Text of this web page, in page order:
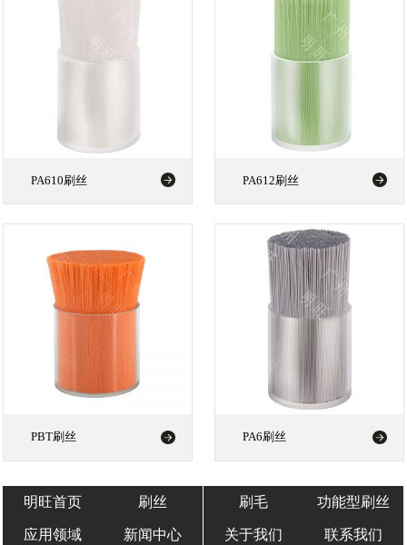
PA610刷丝 PA612刷丝
PBT刷丝 PA6刷丝
明旺首页 刷丝 刷毛 功能型刷丝
应用领域 新闻中心 关于我们 联系我们